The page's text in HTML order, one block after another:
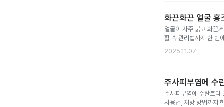
화끈화끈 얼굴
얼굴이 자주 붉고 화끈
활 속 관리법까지 한 번
2025.11.07
주사피부염에 수
주사피부염에 수란트라
사용법, 처방 방법까지